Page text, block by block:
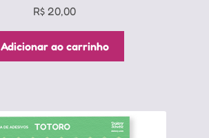
R$ 20,00
Adicionar ao carrinho